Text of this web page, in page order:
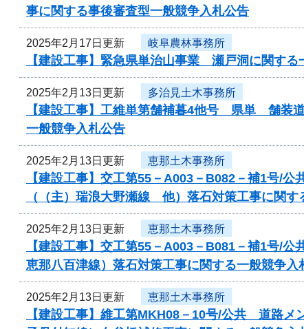
事に関する事後審査型一般競争入札公告
2025年2月17日更新 岐阜農林事務所
【建設工事】緊急県単治山事業 瀬戸洞に関する
2025年2月13日更新 多治見土木事務所
【建設工事】工維単第舗補暮4他号 県単 舗装
一般競争入札公告
2025年2月13日更新 恵那土木事務所
【建設工事】交工第55－A003－B082－補1号/
（（主）瑞浪大野瀬線 他）落石対策工事に関す
2025年2月13日更新 恵那土木事務所
【建設工事】交工第55－A003－B081－補1号/
恵那八百津線）落石対策工事に関する一般競争入
2025年2月13日更新 恵那土木事務所
【建設工事】維工第MKH08－10号/公共 道路メ